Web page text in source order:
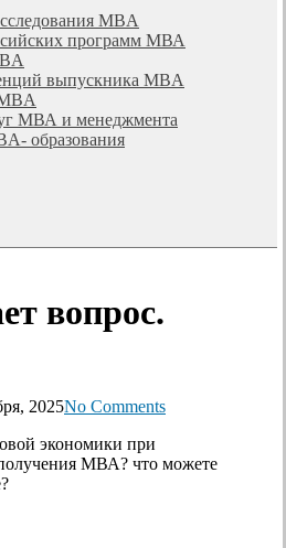
MBA
программ МВА
выпускника MBA
МВА и менеджмента
образования
вопрос.
2025No Comments
экономики при
МВА? что можете